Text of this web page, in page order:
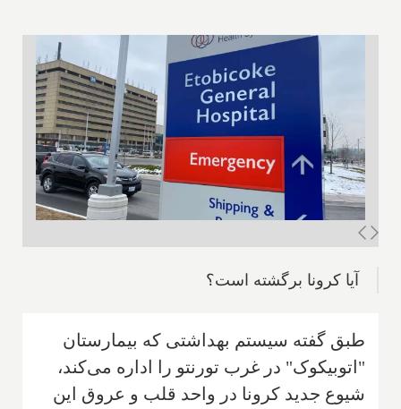
آیا کرونا برگشته است؟
طبق گفته سیستم بهداشتی که بیمارستان
"اتوبیکوک" در غرب تورنتو را اداره می‌کند،
شیوع جدید کرونا در واحد قلب و عروق این